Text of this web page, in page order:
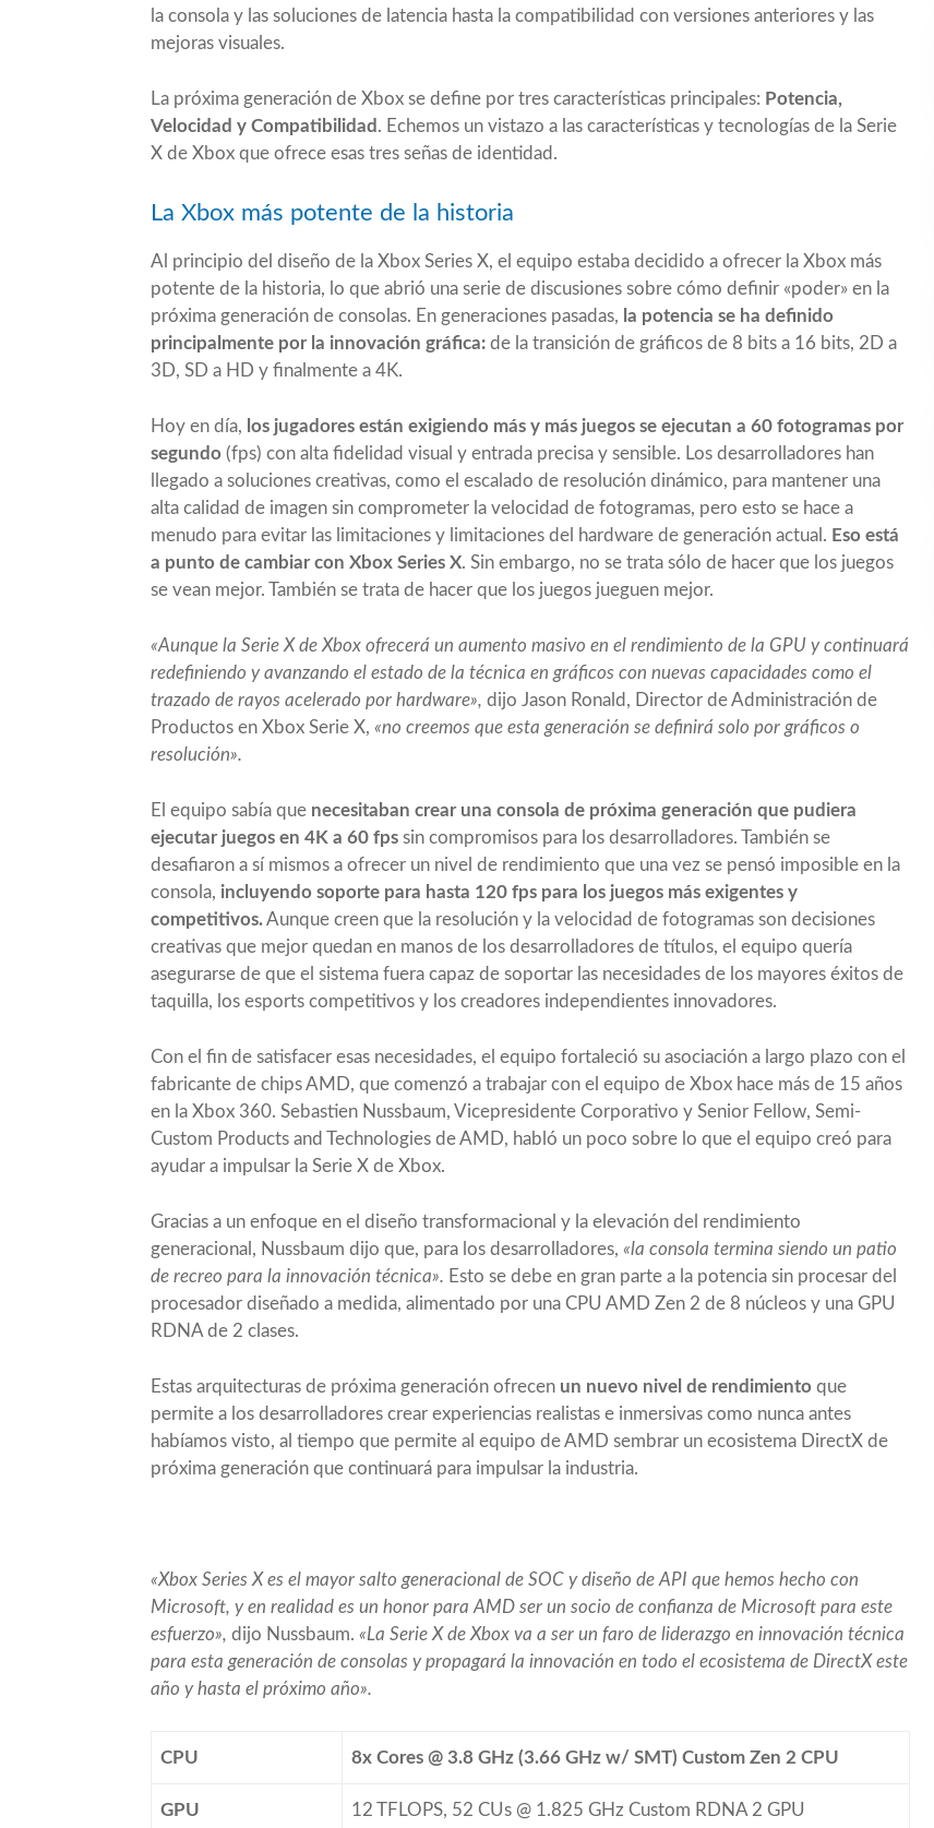
la consola y las soluciones de latencia hasta la compatibilidad con versiones anteriores y las
mejoras visuales.
La próxima generación de Xbox se define por tres características principales: Potencia,
Velocidad y Compatibilidad . Echemos un vistazo a las características y tecnologías de la Serie
X de Xbox que ofrece esas tres señas de identidad.
La Xbox más potente de la historia
Al principio del diseño de la Xbox Series X, el equipo estaba decidido a ofrecer la Xbox más
potente de la historia, lo que abrió una serie de discusiones sobre cómo definir «poder» en la
próxima generación de consolas. En generaciones pasadas, la potencia se ha definido
principalmente por la innovación gráfica: de la transición de gráficos de 8 bits a 16 bits, 2D a
3D, SD a HD y finalmente a 4K.
Hoy en día, los jugadores están exigiendo más y más juegos se ejecutan a 60 fotogramas por
segundo (fps) con alta fidelidad visual y entrada precisa y sensible. Los desarrolladores han
llegado a soluciones creativas, como el escalado de resolución dinámico, para mantener una
alta calidad de imagen sin comprometer la velocidad de fotogramas, pero esto se hace a
menudo para evitar las limitaciones y limitaciones del hardware de generación actual. Eso está
a punto de cambiar con Xbox Series X. Sin embargo, no se trata sólo de hacer que los juegos
se vean mejor. También se trata de hacer que los juegos jueguen mejor.
«Aunque la Serie X de Xbox ofrecerá un aumento masivo en el rendimiento de la GPU y continuará
redefiniendo y avanzando el estado de la técnica en gráficos con nuevas capacidades como el
trazado de rayos acelerado por hardware», dijo Jason Ronald, Director de Administración de
Productos en Xbox Serie X, «no creemos que esta generación se definirá solo por gráficos o
resolución».
El equipo sabía que necesitaban crear una consola de próxima generación que pudiera
ejecutar juegos en 4K a 60 fps sin compromisos para los desarrolladores. También se
desafiaron a sí mismos a ofrecer un nivel de rendimiento que una vez se pensó imposible en la
consola, incluyendo soporte para hasta 120 fps para los juegos más exigentes y
competitivos.Aunque creen que la resolución y la velocidad de fotogramas son decisiones
creativas que mejor quedan en manos de los desarrolladores de títulos, el equipo quería
asegurarse de que el sistema fuera capaz de soportar las necesidades de los mayores éxitos de
taquilla, los esports competitivos y los creadores independientes innovadores.
Con el fin de satisfacer esas necesidades, el equipo fortaleció su asociación a largo plazo con el
fabricante de chips AMD, que comenzó a trabajar con el equipo de Xbox hace más de 15 años
en la Xbox 360. Sebastien Nussbaum, Vicepresidente Corporativo y Senior Fellow, Semi-
Custom Products and Technologies de AMD, habló un poco sobre lo que el equipo creó para
ayudar a impulsar la Serie X de Xbox.
Gracias a un enfoque en el diseño transformacional y la elevación del rendimiento
generacional, Nussbaum dijo que, para los desarrolladores, «la consola termina siendo un patio
de recreo para la innovación técnica». Esto se debe en gran parte a la potencia sin procesar del
procesador diseñado a medida, alimentado por una CPU AMD Zen 2 de 8 núcleos y una GPU
RDNA de 2 clases.
Estas arquitecturas de próxima generación ofrecen un nuevo nivel de rendimiento que
permite a los desarrolladores crear experiencias realistas e inmersivas como nunca antes
habíamos visto, al tiempo que permite al equipo de AMD sembrar un ecosistema DirectX de
próxima generación que continuará para impulsar la industria.
«Xbox Series X es el mayor salto generacional de SOC y diseño de API que hemos hecho con
Microsoft, y en realidad es un honor para AMD ser un socio de confianza de Microsoft para este
esfuerzo», dijo Nussbaum. «La Serie X de Xbox va a ser un faro de liderazgo en innovación técnica
para esta generación de consolas y propagará la innovación en todo el ecosistema de DirectX este
año y hasta el próximo año».
CPU 8x Cores @ 3.8 GHz (3.66 GHz w/ SMT) Custom Zen 2 CPU
GPU 12 TFLOPS, 52 CUs @ 1.825 GHz Custom RDNA 2 GPU